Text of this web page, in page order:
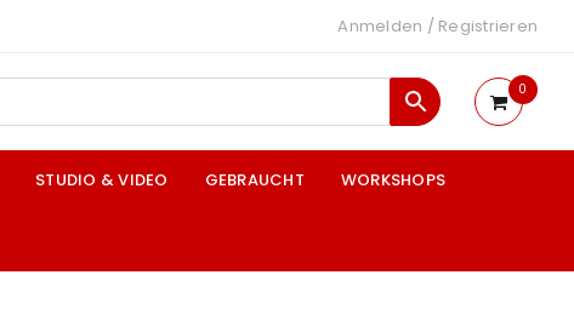
Anmelden / Registrieren
0
STUDIO & VIDEO GEBRAUCHT WORKSHOPS